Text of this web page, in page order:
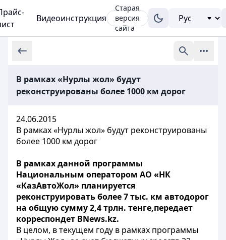
Видеоинструкция
Старая
версия
сайта
В рамках «Нурлы жол» будут
реконструированы более 1000 км дорог
24.06.2015
В рамках «Нурлы жол» будут реконструированы
более 1000 км дорог
В рамках данной программы
Национальным оператором АО «НК
«КазАвтоЖол» планируется
реконструировать более 7 тыс. км автодорог
на общую сумму 2,4 трлн. тенге,передает
корреспондет BNews.kz.
В целом, в текущем году в рамках программы